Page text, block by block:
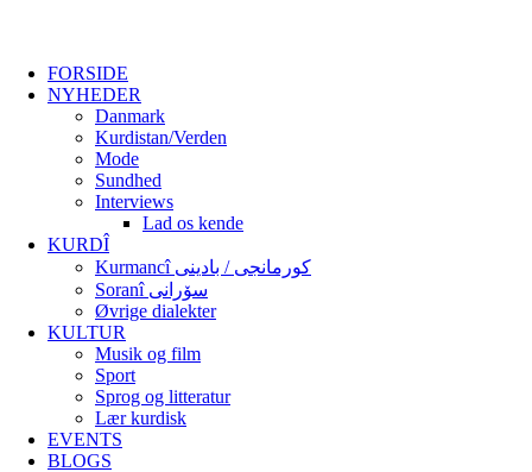
FORSIDE
NYHEDER
Danmark
Kurdistan/Verden
Mode
Sundhed
Interviews
Lad os kende
KURDÎ
Kurmancî کورمانجی / بادینی
Soranî سۆرانی
Øvrige dialekter
KULTUR
Musik og film
Sport
Sprog og litteratur
Lær kurdisk
EVENTS
BLOGS